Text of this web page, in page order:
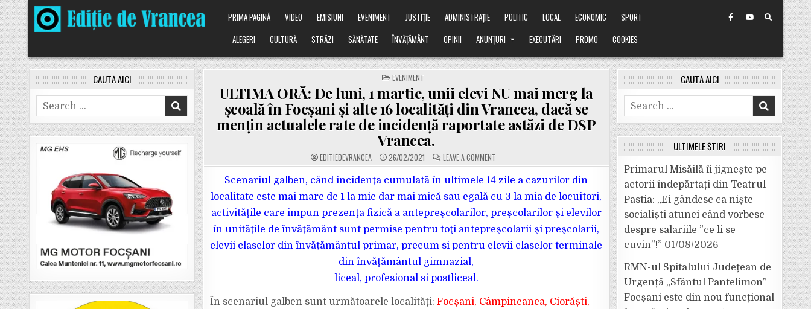
Skip
to
content
PRIMA PAGINĂ VIDEO EMISIUNI EVENIMENT JUSTIȚIE ADMINISTRAȚIE POLITIC LOCAL ECONOMIC
SPORT
ALEGERI
CULTURĂ STRĂZI SĂNĂTATE ÎNVĂȚĂMÂNT OPINII ANUNȚURI EXECUTĂRI PROMO COOKIES
POSTED
IN
EVENIMENT
ULTIMA ORĂ: De luni, 1 martie, unii elevi NU mai merg la
școală în Focșani și alte 16 localități din Vrancea, dacă se
mențin actualele rate de incidență raportate astăzi de DSP
Vrancea.
EDITIEDEVRANCEA 26/02/2021 LEAVE A COMMENTON
ULTIMA
DE
LUNI,
1
MARTIE,
ELEVI
MAI
MERG
LA
ȘCOALĂ
DIN
Scenariul galben, când incidenţa cumulată în ultimele 14 zile a cazurilor din
localitate este mai mare de 1 la mie dar mai mică sau egală cu 3 la mia de locuitori,
activităţile care impun prezenţa fizică a antepreşcolarilor, preşcolarilor şi elevilor
în unităţile de învăţământ sunt permise pentru toţi antepreşcolarii şi preşcolarii,
elevii claselor din învăţământul primar, precum si pentru elevii claselor terminale
din învăţământul gimnazial,
liceal, profesional si postliceal.
În scenariul galben sunt următoarele localități: Focșani, Câmpineanca, Ciorăști,
CAUTĂ AICI
Search
for:
CAUTĂ AICI
Search
for:
ULTIMELE ȘTIRI
Primarul Misăilă îi jignește pe
actorii îndepărtați din Teatrul
Pastia: „Ei gândesc ca niște
socialiști atunci când vorbesc
despre salariile ”ce li se
cuvin”!” 01/08/2026
RMN-ul Spitalului Județean de
Urgență „Sfântul Pantelimon”
Focșani este din nou funcțional